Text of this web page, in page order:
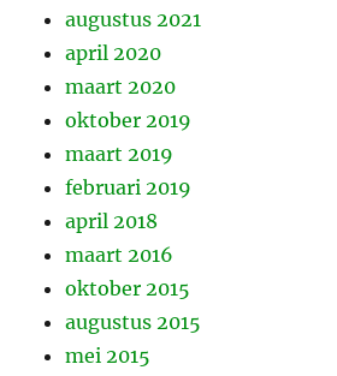
augustus 2021
april 2020
maart 2020
oktober 2019
maart 2019
februari 2019
april 2018
maart 2016
oktober 2015
augustus 2015
mei 2015